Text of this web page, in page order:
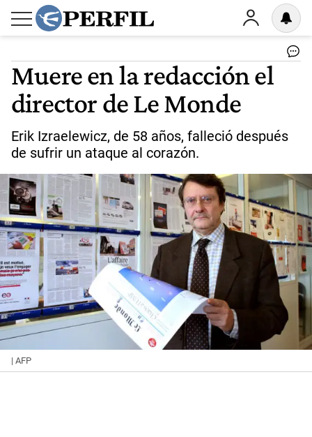
Muere en la redacción el
director de Le Monde
Erik Izraelewicz, de 58 años, falleció después
de sufrir un ataque al corazón.
| AFP